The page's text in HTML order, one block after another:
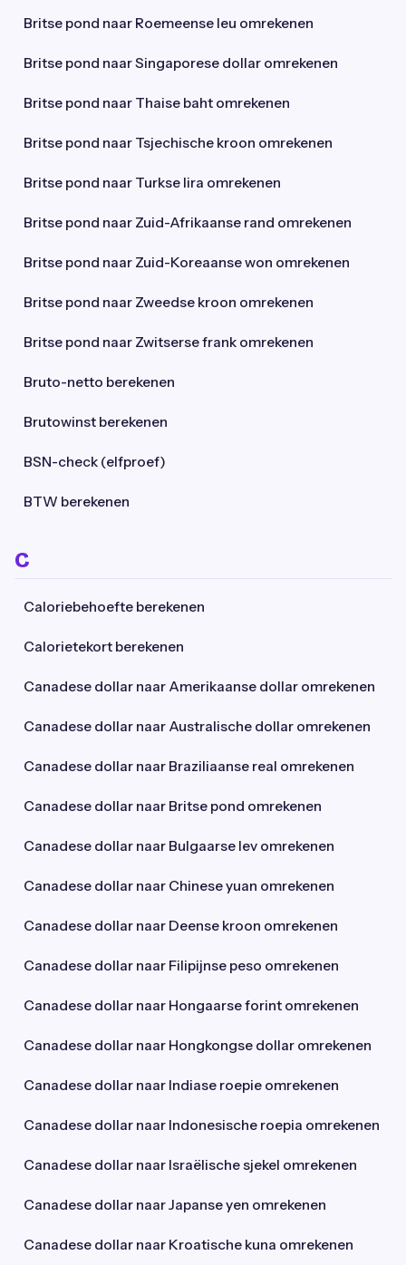
Britse pond naar Roemeense leu omrekenen
Britse pond naar Singaporese dollar omrekenen
Britse pond naar Thaise baht omrekenen
Britse pond naar Tsjechische kroon omrekenen
Britse pond naar Turkse lira omrekenen
Britse pond naar Zuid-Afrikaanse rand omrekenen
Britse pond naar Zuid-Koreaanse won omrekenen
Britse pond naar Zweedse kroon omrekenen
Britse pond naar Zwitserse frank omrekenen
Bruto-netto berekenen
Brutowinst berekenen
BSN-check (elfproef)
BTW berekenen
C
Caloriebehoefte berekenen
Calorietekort berekenen
Canadese dollar naar Amerikaanse dollar omrekenen
Canadese dollar naar Australische dollar omrekenen
Canadese dollar naar Braziliaanse real omrekenen
Canadese dollar naar Britse pond omrekenen
Canadese dollar naar Bulgaarse lev omrekenen
Canadese dollar naar Chinese yuan omrekenen
Canadese dollar naar Deense kroon omrekenen
Canadese dollar naar Filipijnse peso omrekenen
Canadese dollar naar Hongaarse forint omrekenen
Canadese dollar naar Hongkongse dollar omrekenen
Canadese dollar naar Indiase roepie omrekenen
Canadese dollar naar Indonesische roepia omrekenen
Canadese dollar naar Israëlische sjekel omrekenen
Canadese dollar naar Japanse yen omrekenen
Canadese dollar naar Kroatische kuna omrekenen